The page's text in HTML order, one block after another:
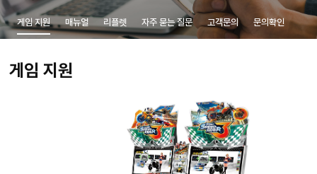
게임 지원 매뉴얼 리플렛 자주 묻는 질문 고객문의 문의확인
게임 지원